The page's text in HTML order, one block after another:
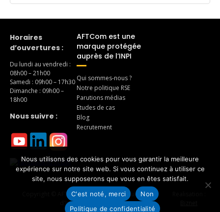
Horaires
d’ouvertures :
Du lundi au vendredi :
08h00 – 21h00
Samedi : 09h00 – 17h30
Dimanche : 09h00 –
18h00
Nous suivre :
AFTCom est une
marque protégée
auprès de l’INPI
Qui sommes-nous ?
Notre politique RSE
Parutions médias
Etudes de cas
Blog
Recrutement
Nous utilisons des cookies pour vous garantir la meilleure
expérience sur notre site web. Si vous continuez à utiliser ce
site, nous supposerons que vous en êtes satisfait.
C'est noté, merci
Non
Politique de confidentialité
Copyright © AFTCom – Agence de Traduction et
d'Interprétariat 2026